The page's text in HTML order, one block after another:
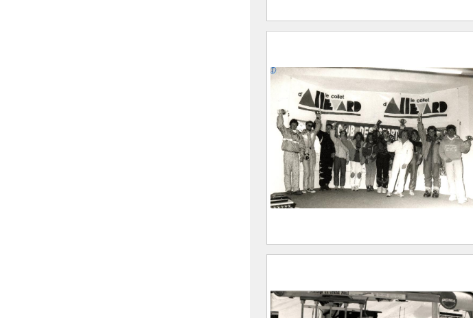
Le Collet d’Allevard : groupe
2021.0.183
Remise de coupes au club des
2021.0.186